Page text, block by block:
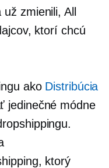
zmienili, All
ktorí chcú
ako Distribúcia
jedinečné módne
ktorý